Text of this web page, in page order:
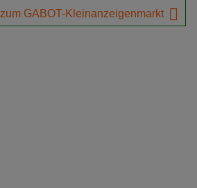
zum GABOT-Kleinanzeigenmarkt